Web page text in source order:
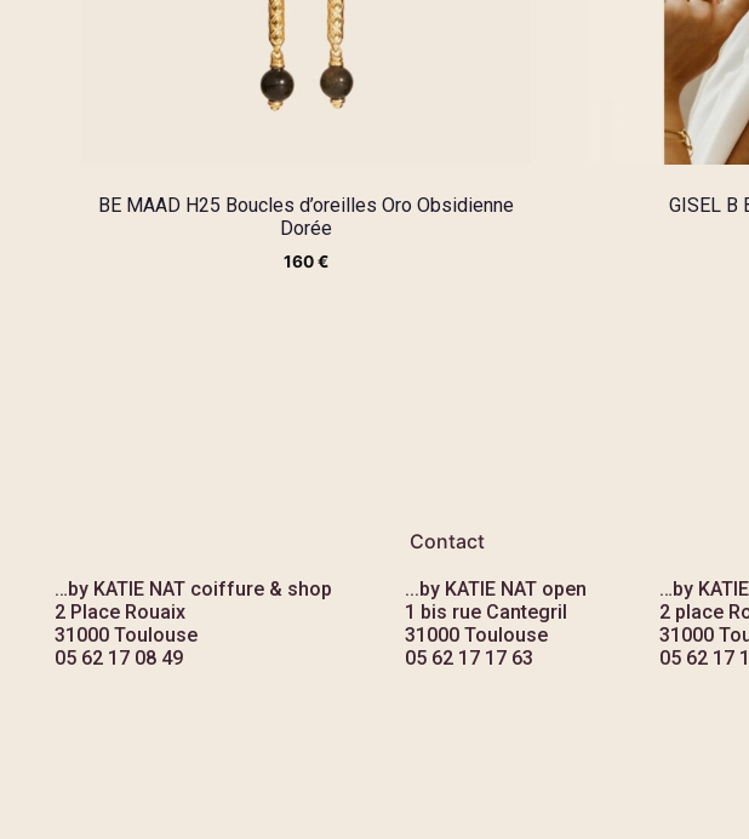
BE MAAD H25 Boucles d’oreilles Oro Obsidienne
Dorée
160€
GISEL B
Contact
…by KATIE NAT coiffure & shop
2 Place Rouaix
31000 Toulouse
05 62 17 08 49
...by KATIE NAT open
1 bis rue Cantegril
31000 Toulouse
05 62 17 17 63
…by
2 place
31000
05 62 17